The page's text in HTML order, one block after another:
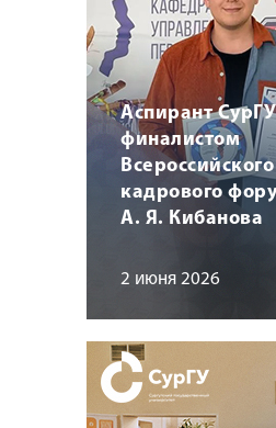
Аспирант
финалистом
Всероссийского
кадрового
А. Я. Кибанова
2 июня 2026